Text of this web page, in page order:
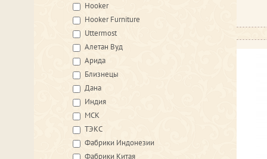
Hooker
Hooker Furniture
Uttermost
Алетан Вуд
Арида
Близнецы
Дана
Индия
МСК
ТЭКС
Фабрики Индонезии
Фабрики Китая